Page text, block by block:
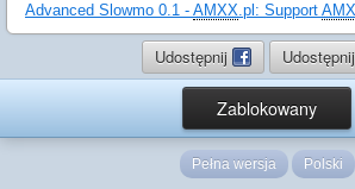
Advanced Slowmo 0.1 - AMXX.pl: Support AMX
Udostępnij Udostępnij
Zablokowany
Pełna wersja Polski